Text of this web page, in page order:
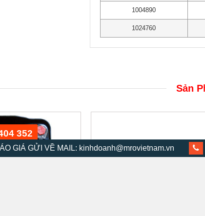
1004890
1024760
Sản
GIÁ GỬI VỀ MAIL: kinhdoanh@mrovietnam.vn
352